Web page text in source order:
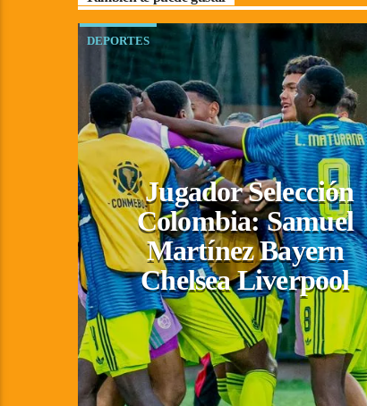
DEPORTES
Jugador Selección
Colombia: Samuel
Martínez Bayern
Chelsea Liverpool